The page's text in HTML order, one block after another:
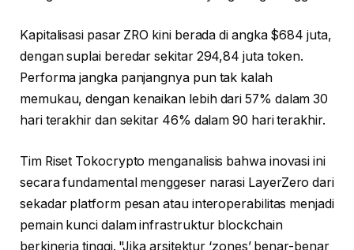
Kapitalisasi pasar ZRO kini berada di angka $684 juta,
dengan suplai beredar sekitar 294,84 juta token.
Performa jangka panjangnya pun tak kalah
memukau, dengan kenaikan lebih dari 57% dalam 30
hari terakhir dan sekitar 46% dalam 90 hari terakhir.
Tim Riset Tokocrypto menganalisis bahwa inovasi ini
secara fundamental menggeser narasi LayerZero dari
sekadar platform pesan atau interoperabilitas menjadi
pemain kunci dalam infrastruktur blockchain
berkinerja tinggi. "Jika arsitektur ‘zones’ benar-benar